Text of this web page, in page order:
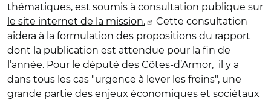
thématiques, est soumis à consultation publique sur
le site internet de la mission.
Cette consultation
aidera à la formulation des propositions du rapport
dont la publication est attendue pour la fin de
l’année. Pour le député des Côtes-d’Armor, il y a
dans tous les cas "urgence à lever les freins", une
grande partie des enjeux économiques et sociétaux